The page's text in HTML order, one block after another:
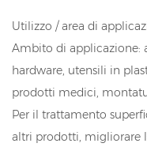
Utilizzo / area di
Ambito di applicazione:
hardware, utensili in
prodotti medici,
Per il trattamento
altri prodotti, migliorare